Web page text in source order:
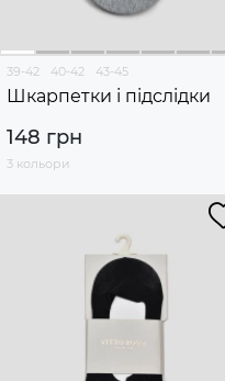
39-42 40-42 43-45
Шкарпетки і підслідки
148 грн
3 кольори